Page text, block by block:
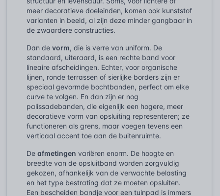
meer decoratieve doeleinden, komen ook kunststof
varianten in beeld, al zijn deze minder gangbaar in
de zwaardere constructies.
Dan de vorm, die is verre van uniform. De
standaard, uiteraard, is een rechte band voor
lineaire afscheidingen. Echter, voor organische
lijnen, ronde terrassen of sierlijke borders zijn er
speciaal gevormde bochtbanden, perfect om elke
curve te volgen. En dan zijn er nog
palissadebanden, die eigenlijk een hogere, meer
decoratieve vorm van opsluiting representeren; ze
functioneren als grens, maar voegen tevens een
verticaal accent toe aan de buitenruimte.
De afmetingen variëren enorm. De hoogte en
breedte van de opsluitband worden zorgvuldig
gekozen, afhankelijk van de verwachte belasting
en het type bestrating dat ze moeten opsluiten.
Een bescheiden bandje voor een tuinpad is immers